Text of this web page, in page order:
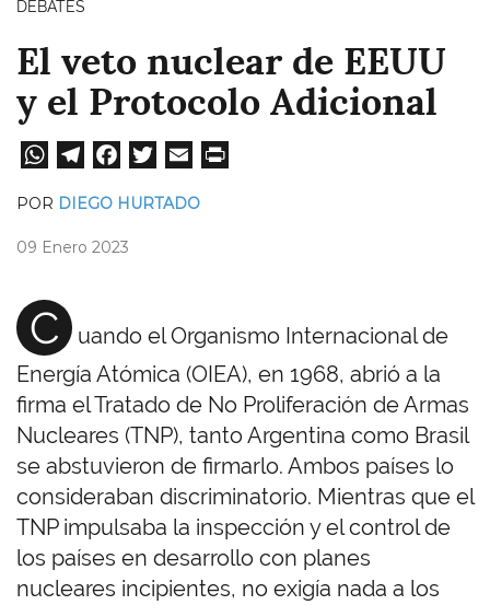
DEBATES
El veto nuclear de EEUU
y el Protocolo Adicional
W
A
pp
Te
a
Fa
ok
POR DIEGO HURTADO
09 Enero 2023
C
uando el Organismo Internacional de
Energía Atómica (OIEA), en 1968, abrió a la
firma el Tratado de No Proliferación de Armas
Nucleares (TNP), tanto Argentina como Brasil
se abstuvieron de firmarlo. Ambos países lo
consideraban discriminatorio. Mientras que el
TNP impulsaba la inspección y el control de
los países en desarrollo con planes
nucleares incipientes, no exigía nada a los